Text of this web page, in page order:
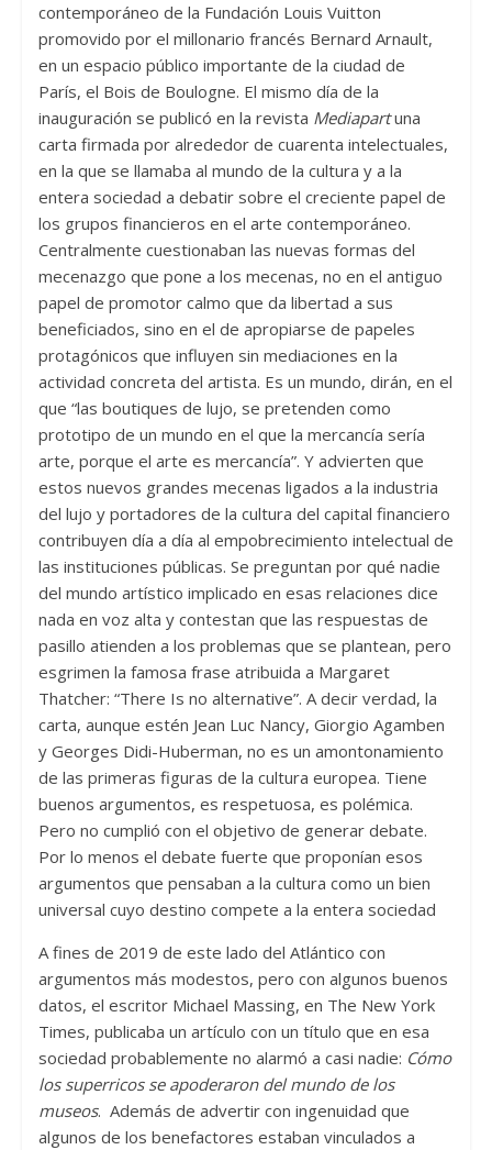
contemporáneo de la Fundación Louis Vuitton
promovido por el millonario francés Bernard Arnault,
en un espacio público importante de la ciudad de
París, el Bois de Boulogne. El mismo día de la
inauguración se publicó en la revista Mediapartuna
carta firmada por alrededor de cuarenta intelectuales,
en la que se llamaba al mundo de la cultura y a la
entera sociedad a debatir sobre el creciente papel de
los grupos financieros en el arte contemporáneo.
Centralmente cuestionaban las nuevas formas del
mecenazgo que pone a los mecenas, no en el antiguo
papel de promotor calmo que da libertad a sus
beneficiados, sino en el de apropiarse de papeles
protagónicos que influyen sin mediaciones en la
actividad concreta del artista. Es un mundo, dirán, en el
que “las boutiques de lujo, se pretenden como
prototipo de un mundo en el que la mercancía sería
arte, porque el arte es mercancía”. Y advierten que
estos nuevos grandes mecenas ligados a la industria
del lujo y portadores de la cultura del capital financiero
contribuyen día a día al empobrecimiento intelectual de
las instituciones públicas. Se preguntan por qué nadie
del mundo artístico implicado en esas relaciones dice
nada en voz alta y contestan que las respuestas de
pasillo atienden a los problemas que se plantean, pero
esgrimen la famosa frase atribuida a Margaret
Thatcher: “There Is no alternative”. A decir verdad, la
carta, aunque estén Jean Luc Nancy, Giorgio Agamben
y Georges Didi-Huberman, no es un amontonamiento
de las primeras figuras de la cultura europea. Tiene
buenos argumentos, es respetuosa, es polémica.
Pero no cumplió con el objetivo de generar debate.
Por lo menos el debate fuerte que proponían esos
argumentos que pensaban a la cultura como un bien
universal cuyo destino compete a la entera sociedad
A fines de 2019 de este lado del Atlántico con
argumentos más modestos, pero con algunos buenos
datos, el escritor Michael Massing, en The New York
Times, publicaba un artículo con un título que en esa
sociedad probablemente no alarmó a casi nadie: Cómo
los superricos se apoderaron del mundo de los
museos. Además de advertir con ingenuidad que
algunos de los benefactores estaban vinculados a